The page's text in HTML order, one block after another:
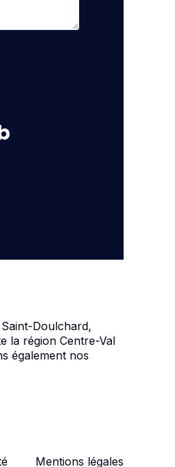
Doulchard,
la région Centre-Val
également nos
Mentions légales